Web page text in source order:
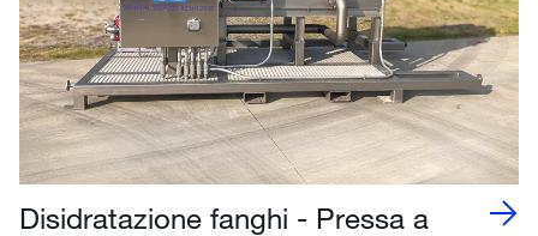
Disidratazione fanghi - Pressa a